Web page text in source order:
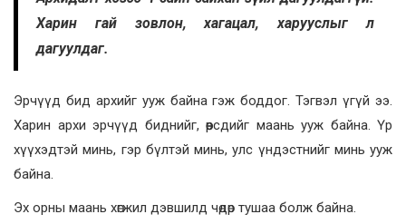
Харин гай зовлон, хагацал, харууслыг л
дагуулдаг.
Эрчүүд бид архийг ууж байна гэж боддог. Тэгвэл үгүй ээ.
Харин архи эрчүүд биднийг, өөрсдийг маань ууж байна. Үр
хүүхэдтэй минь, гэр бүлтэй минь, улс үндэстнийг минь ууж
байна.
Эх орны маань хөгжил дэвшилд чөдөр тушаа болж байна.